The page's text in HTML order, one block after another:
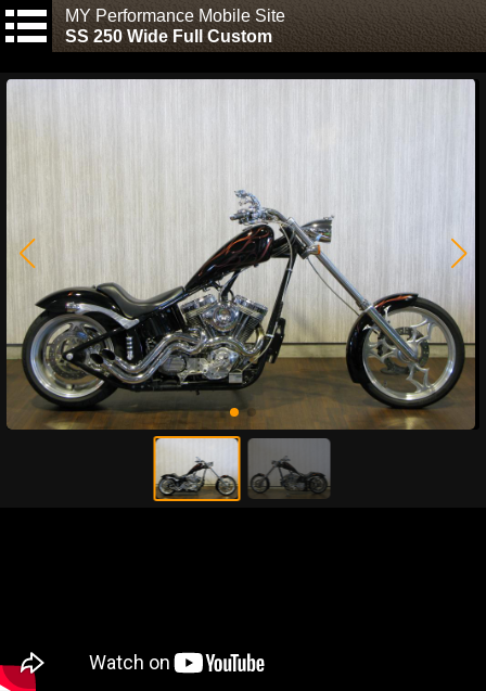
MY Performance Mobile Site
SS 250 Wide Full Custom